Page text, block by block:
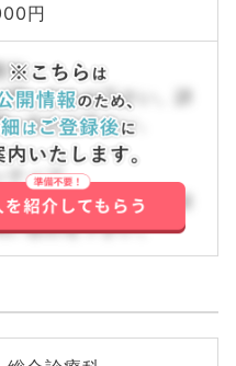
円
与
問い合わせ下さい。詳
い合わせ下さい。
ティブ
問い合わせ下さい。詳
い合わせ下さい。